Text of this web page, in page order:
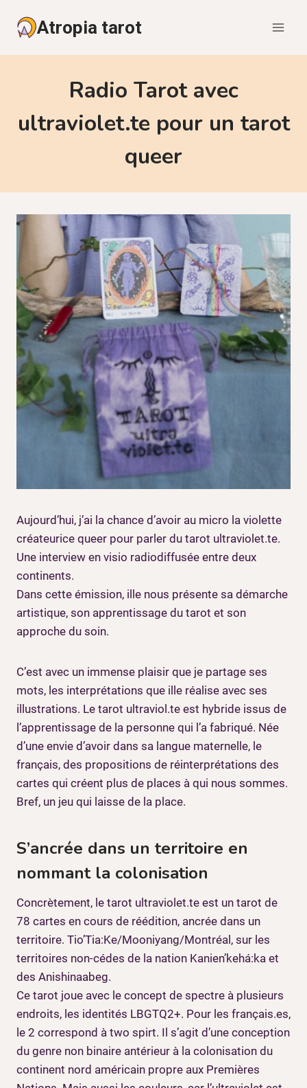
Atropia tarot
Radio Tarot avec
ultraviolet.te pour un tarot
queer
Aujourd’hui, j’ai la chance d’avoir au micro la violette
créateurice queer pour parler du tarot ultraviolet.te.
Une interview en visio radiodiffusée entre deux
continents.
Dans cette émission, ille nous présente sa démarche
artistique, son apprentissage du tarot et son
approche du soin.
C’est avec un immense plaisir que je partage ses
mots, les interprétations que ille réalise avec ses
illustrations. Le tarot ultraviol.te est hybride issus de
l’apprentissage de la personne qui l’a fabriqué. Née
d’une envie d’avoir dans sa langue maternelle, le
français, des propositions de réinterprétations des
cartes qui créent plus de places à qui nous sommes.
Bref, un jeu qui laisse de la place.
S’ancrée dans un territoire en
nommant la colonisation
Concrètement, le tarot ultraviolet.te est un tarot de
78 cartes en cours de réédition, ancrée dans un
territoire. Tio’Tia:Ke/Mooniyang/Montréal, sur les
territoires non-cédes de la nation Kanien’kehá:ka et
des Anishinaabeg.
Ce tarot joue avec le concept de spectre à plusieurs
endroits, les identités LBGTQ2+. Pour les français.es,
le 2 correspond à two spirt. Il s’agit d’une conception
du genre non binaire antérieur à la colonisation du
continent nord américain propre aux Premières